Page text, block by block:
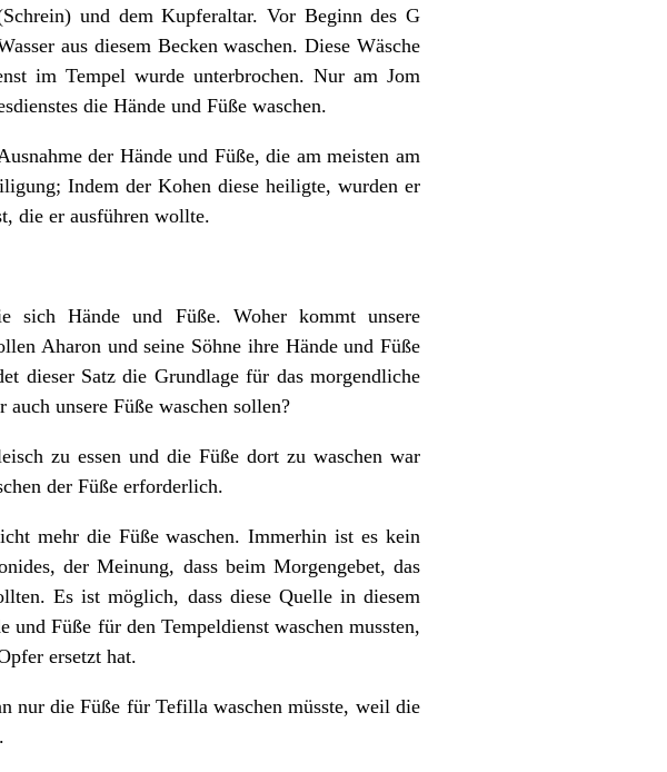
und dem Kupferaltar. Vor Beginn des G
aus diesem Becken waschen. Diese Wäsche
im Tempel wurde unterbrochen. Nur am Jom
die Hände und Füße waschen.
der Hände und Füße, die am meisten am
Indem der Kohen diese heiligte, wurden er
die er ausführen wollte.
sich Hände und Füße. Woher kommt unsere
Aharon und seine Söhne ihre Hände und Füße
dieser Satz die Grundlage für das morgendliche
unsere Füße waschen sollen?
zu essen und die Füße dort zu waschen war
der Füße erforderlich.
mehr die Füße waschen. Immerhin ist es kein
der Meinung, dass beim Morgengebet, das
Es ist möglich, dass diese Quelle in diesem
Füße für den Tempeldienst waschen mussten,
ersetzt hat.
nur die Füße für Tefilla waschen müsste, weil die